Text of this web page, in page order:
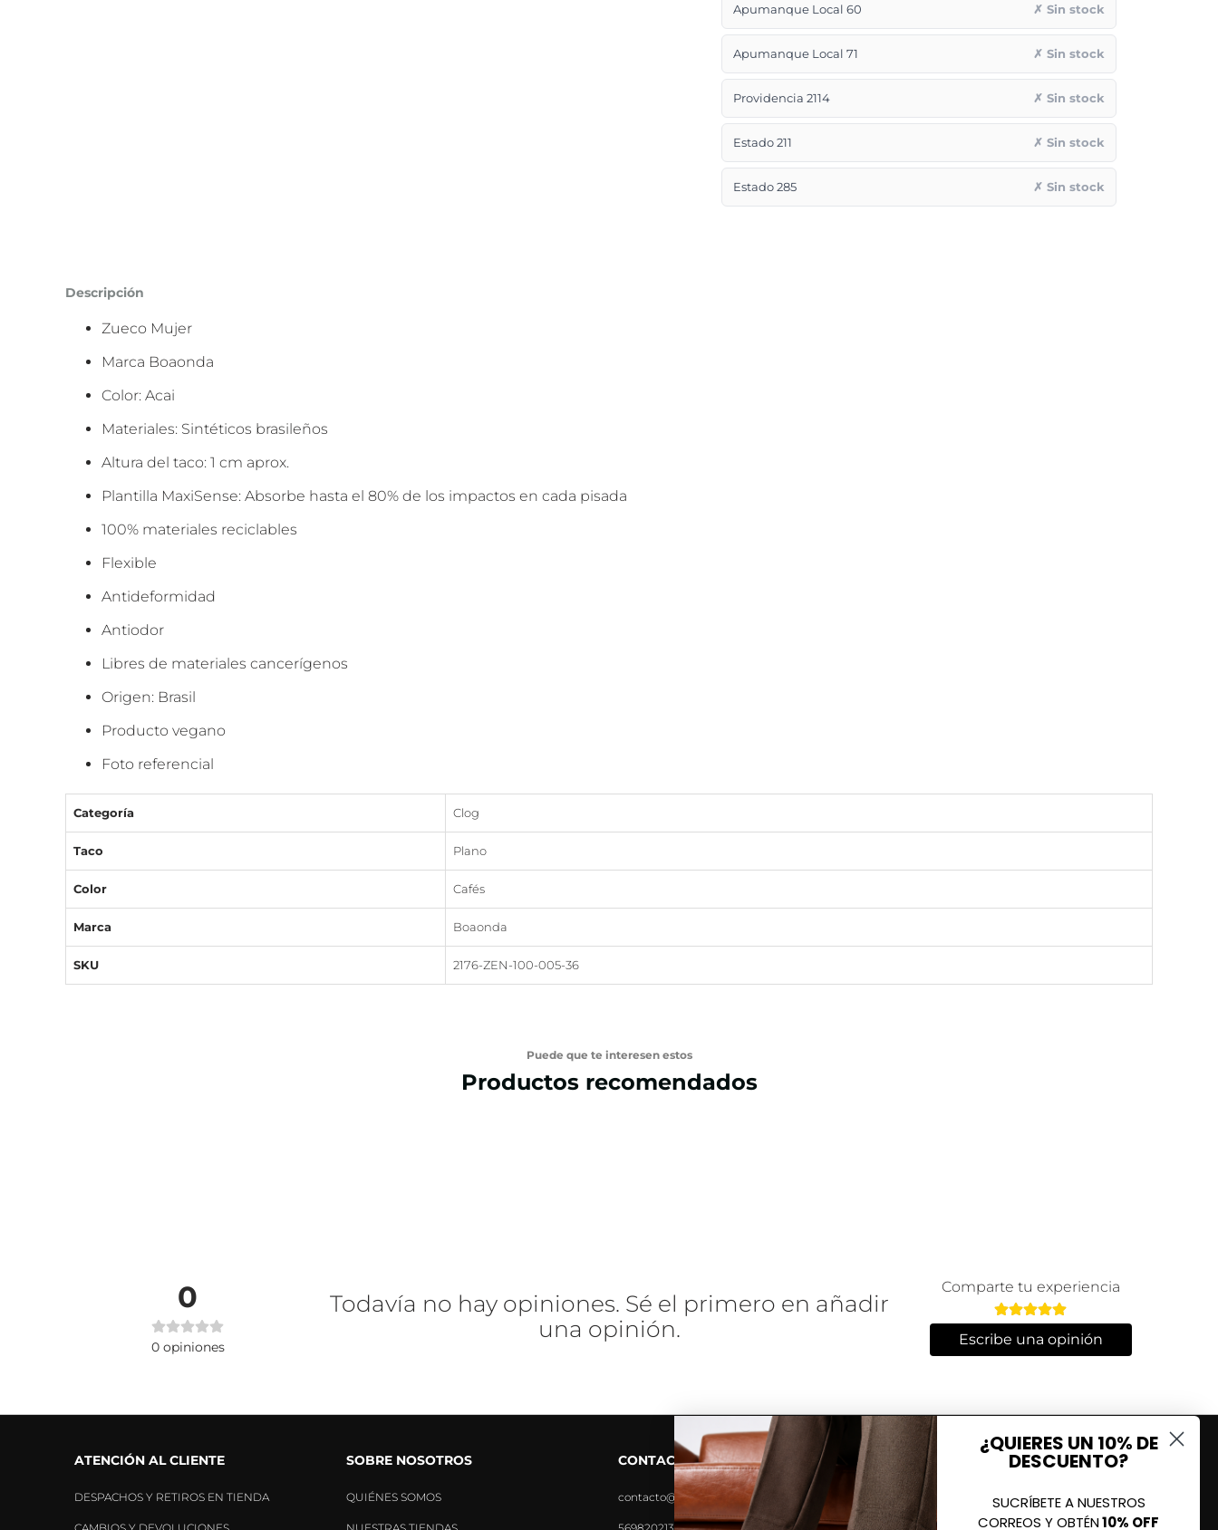
Apumanque Local 60 ✗ Sin stock
Apumanque Local 71 ✗ Sin stock
Providencia 2114 ✗ Sin stock
Estado 211 ✗ Sin stock
Estado 285 ✗ Sin stock
Descripción
Zueco Mujer
Marca Boaonda
Color: Acai
Materiales: Sintéticos brasileños
Altura del taco: 1 cm aprox.
Plantilla MaxiSense: Absorbe hasta el 80% de los impactos en cada pisada
100% materiales reciclables
Flexible
Antideformidad
Antiodor
Libres de materiales cancerígenos
Origen: Brasil
Producto vegano
Foto referencial
Categoría Clog
Taco Plano
Color Cafés
Marca Boaonda
SKU 2176-ZEN-100-005-36
Puede que te interesen estos
Productos recomendados
0
0 opiniones
Todavía no hay opiniones. Sé el primero en añadir
una opinión.
Comparte tu experiencia
Escribe una opinión
ATENCIÓN AL CLIENTE
DESPACHOS Y RETIROS EN TIENDA
SOBRE NOSOTROS
QUIÉNES SOMOS
CONTACTO
contacto@tiendavoce.cl
¿QUIERES UN 10% DE
DESCUENTO?
SUCRÍBETE A NUESTROS
CORREOS Y OBTÉN10% OFF